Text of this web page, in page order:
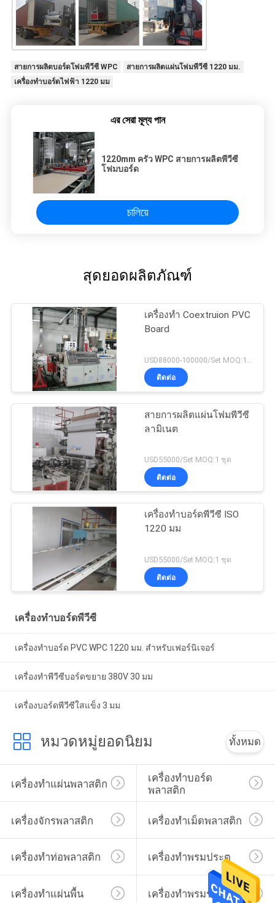
สายการผลิตบอร์ดโฟมพีวีซี WPC
สายการผลิตแผ่นโฟมพีวีซี 1220 มม.
เครื่องทำบอร์ดไฟฟ้า 1220 มม
এর সেরা মূল্য পান
1220mm ครัว WPC สายการผลิตพีวีซี
โฟมบอร์ด
চালিয়ে
สุดยอดผลิตภัณฑ์
เครื่องทำ Coextruion PVC
Board
ติดต่อ
สายการผลิตแผ่นโฟมพีวีซี
ลามิเนต
USD55000/Set MOQ:1 ชุด
ติดต่อ
เครื่องทำบอร์ดพีวีซี ISO
1220 มม
USD55000/Set MOQ:1 ชุด
ติดต่อ
เครื่องทำบอร์ดพีวีซี
เครื่องทำบอร์ด PVC WPC 1220 มม. สำหรับเฟอร์นิเจอร์
เครื่องทำพีวีซีบอร์ดขยาย 380V 30 มม
เครื่องบอร์ดพีวีซีใสแข็ง 3 มม
หมวดหมู่ยอดนิยม ทั้งหมด
เครื่องทำแผ่นพลาสติก
เครื่องทำบอร์ด
พลาสติก
เครื่องจักรพลาสติก เครื่องทำเม็ดพลาสติก
เครื่องทำท่อพลาสติก เครื่องทำพรมประตู
เครื่องทำแผ่นพื้น เครื่องทำพรมรถยนต์